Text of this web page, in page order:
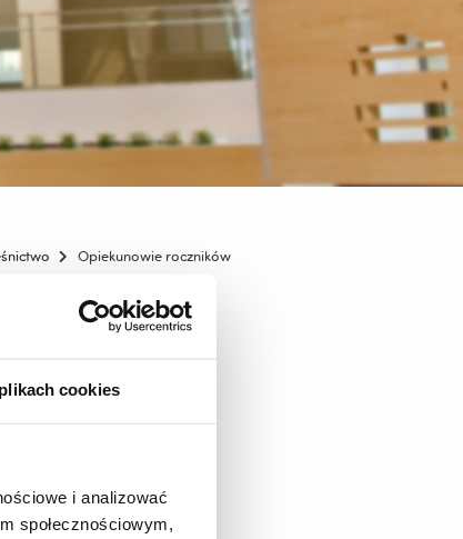
cookies
i analizować
społecznościowym,
Opiekunowie roczników